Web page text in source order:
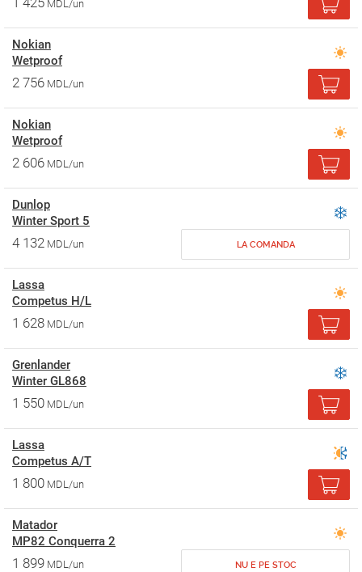
MDL/un
Nokian
Wetproof
2 756 MDL/un
Nokian
Wetproof
2 606 MDL/un
Dunlop
Winter Sport 5
4 132 MDL/un LA COMANDA
Lassa
Competus H/L
1 628 MDL/un
Grenlander
Winter GL868
1 550 MDL/un
Lassa
Competus A/T
1 800 MDL/un
Matador
MP82 Conquerra 2
1 899 MDL/un NU E PE STOC